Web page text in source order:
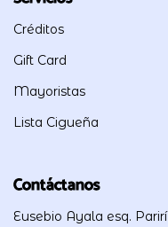
Créditos
Gift Card
Mayoristas
Lista Cigueña
Contáctanos
Eusebio Ayala esq. Parirí